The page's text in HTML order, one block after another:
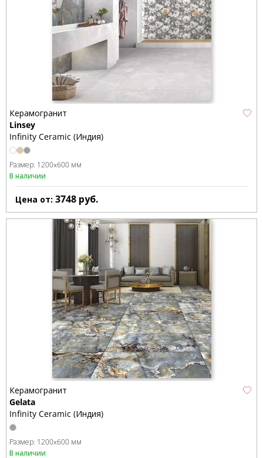
Керамогранит
Linsey
Infinity Ceramic (Индия)
Размер: 1200x600 мм
В наличии
Цена от: 3748 руб.
Керамогранит
Gelata
Infinity Ceramic (Индия)
Размер: 1200x600 мм
В наличии